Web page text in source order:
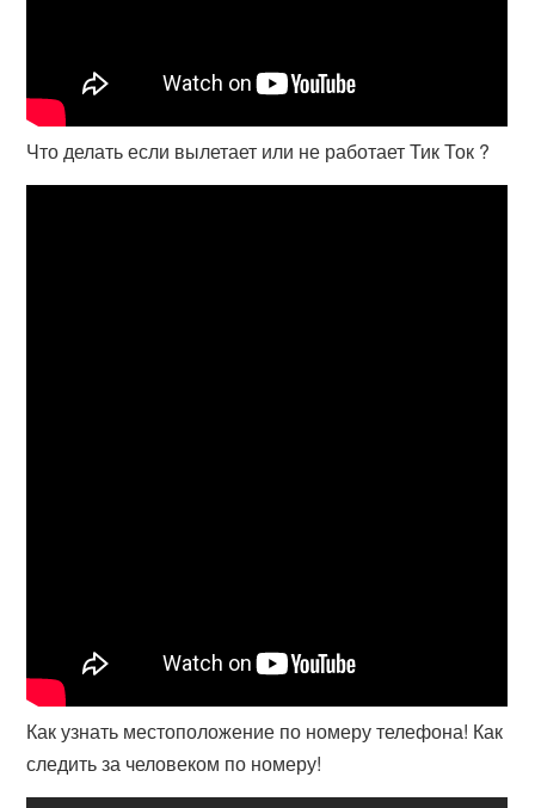
Что делать если вылетает или не работает Тик Ток ?
Как узнать местоположение по номеру телефона! Как
следить за человеком по номеру!